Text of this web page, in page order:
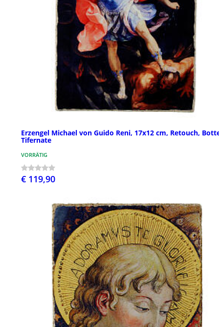
Erzengel Michael von Guido Reni, 17x12 cm, Retouch,
Tifernate
VORRÄTIG
€ 119,90